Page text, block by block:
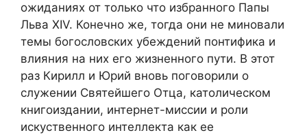
ожиданиях от только что избранного Папы
Льва XIV. Конечно же, тогда они не миновали
темы богословских убеждений понтифика и
влияния на них его жизненного пути. В этот
раз Кирилл и Юрий вновь поговорили о
служении Святейшего Отца, католическом
книгоиздании, интернет-миссии и роли
искуственного интеллекта как ее